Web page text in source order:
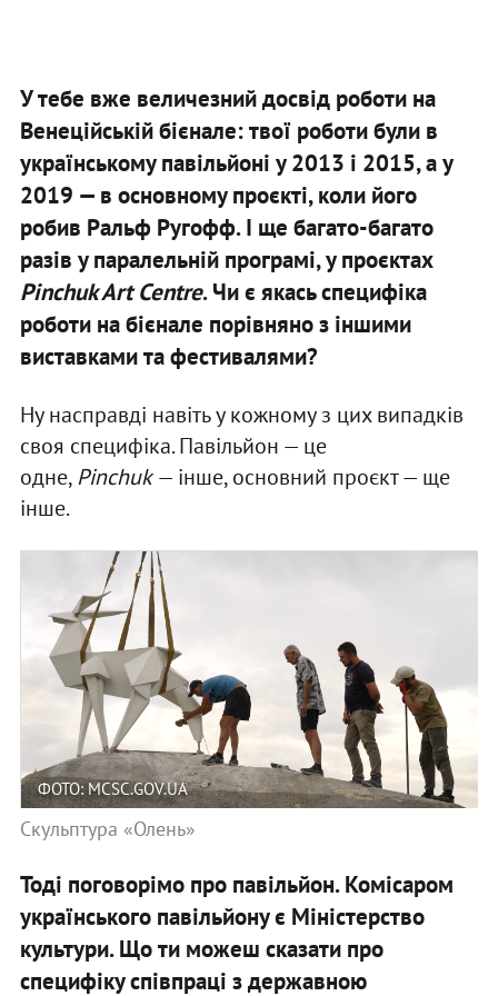
У тебе вже величезний досвід роботи на
Венеційській бієнале: твої роботи були в
українському павільйоні у 2013 і 2015, а у
2019 — в основному проєкті, коли його
робив Ральф Ругофф. І ще багато-багато
разів у паралельній програмі, у проєктах
Pinchuk Art Centre. Чи є якась специфіка
роботи на бієнале порівняно з іншими
виставками та фестивалями?
Ну насправді навіть у кожному з цих випадків
своя специфіка. Павільйон — це
одне,Pinchuk— інше, основний проєкт — ще
інше.
ФОТО: MCSC.GOV.UA
Скульптура «Олень»
Тоді поговорімо про павільйон. Комісаром
українського павільйону є Міністерство
культури. Що ти можеш сказати про
специфіку співпраці з державною